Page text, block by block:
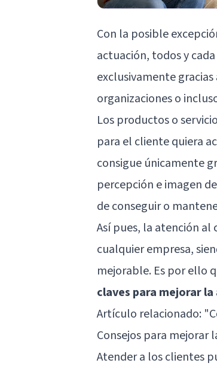
Con la posible
actuación, todos y
exclusivamente gracias
organizaciones o
Los productos o
para el cliente quiera
consigue únicamente
percepción e imagen
de conseguir o
Así pues, la atención
cualquier empresa,
mejorable. Es por ello
claves para mejorar
Artículo relacionado: "
Consejos para mejorar
Atender a los clientes